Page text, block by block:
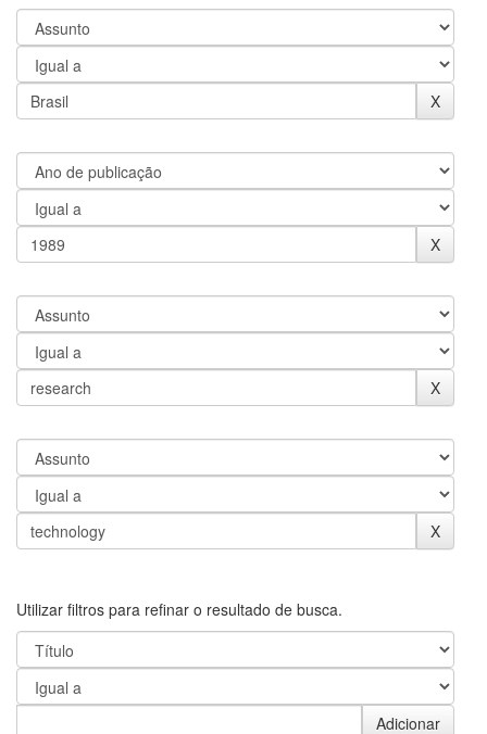
Utilizar filtros para refinar o resultado de busca.